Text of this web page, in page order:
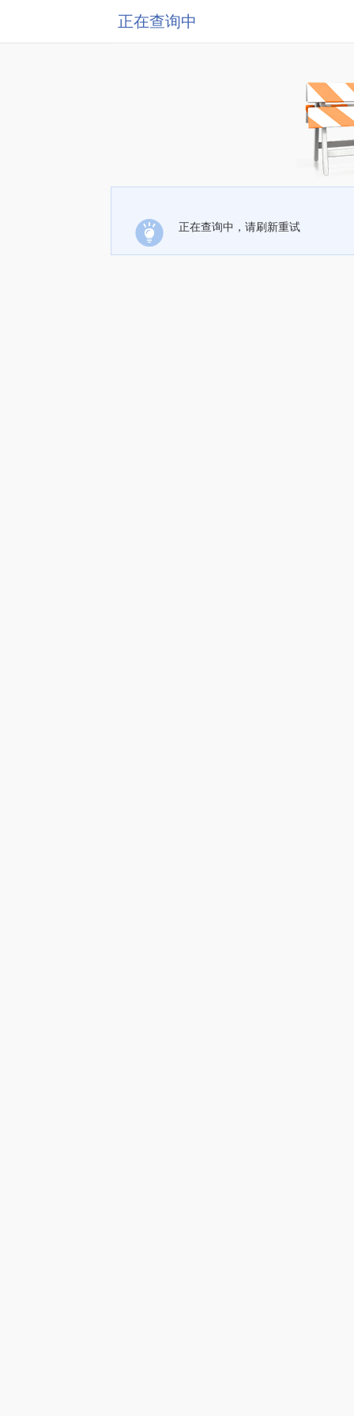
正在查询中
正在查询中，请刷新重试